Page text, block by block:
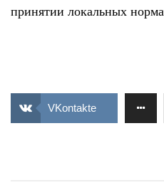
принятии локальных
VKontakte